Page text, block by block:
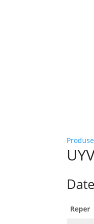
Produse
Reper